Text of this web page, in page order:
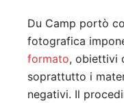
Du Camp portò
fotografica
formato, obiettivi
soprattutto i
negativi. Il